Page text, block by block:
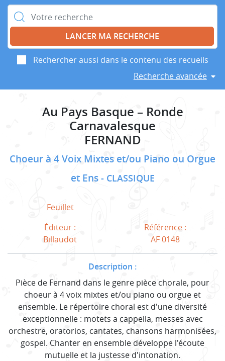
Rechercher :
Rechercher aussi dans le contenu des recueils
Recherche avancée
Au Pays Basque – Ronde
Carnavalesque
FERNAND
Choeur à 4 Voix Mixtes et/ou Piano ou Orgue
et Ens
CLASSIQUE
Feuillet
Éditeur :
Billaudot
Référence :
AF 0148
Description :
Pièce de Fernand dans le genre pièce chorale, pour
choeur à 4 voix mixtes et/ou piano ou orgue et
ensemble. Le répertoire choral est d'une diversité
exceptionnelle : motets a cappella, messes avec
orchestre, oratorios, cantates, chansons harmonisées,
gospel. Chanter en ensemble développe l'écoute
mutuelle et la justesse d'intonation.